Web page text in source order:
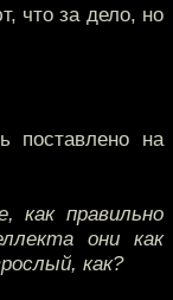
что за дело, но
поставлено на
как правильно
они как
как?